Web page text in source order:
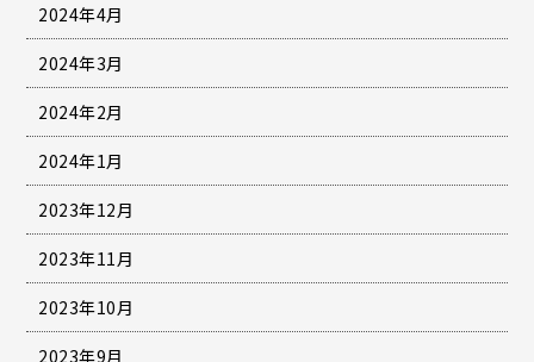
2024年4月
2024年3月
2024年2月
2024年1月
2023年12月
2023年11月
2023年10月
2023年9月